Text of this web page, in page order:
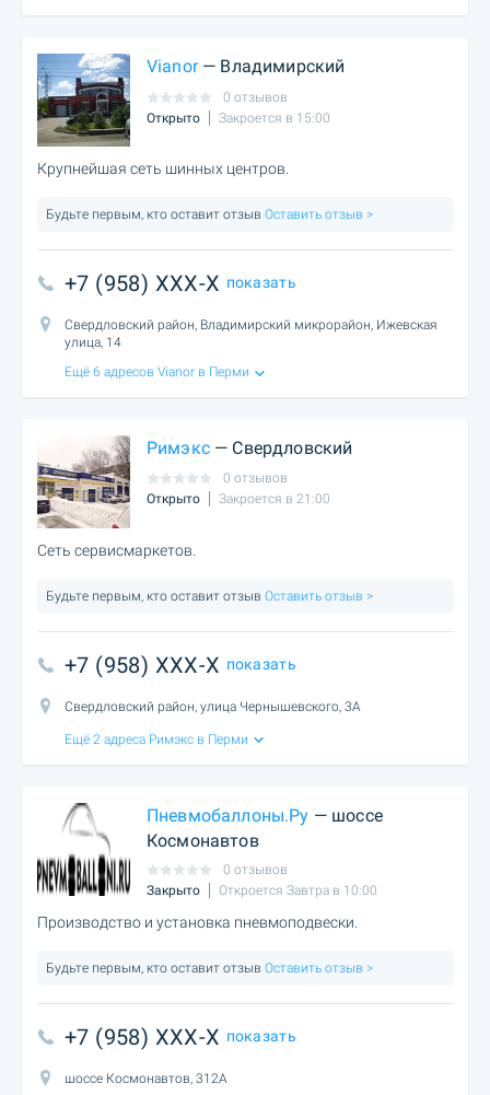
Vianor— Владимирский
0 отзывов
Открыто
Закроется в 15:00
Крупнейшая сеть шинных центров.
Будьте первым, кто оставит отзыв Оставить отзыв >
+7 (958) XXX-X показать
Свердловский район, Владимирский микрорайон, Ижевская
улица, 14
Ещё 6 адресов Vianor в Перми
Римэкс— Свердловский
0 отзывов
Открыто
Закроется в 21:00
Сеть сервисмаркетов.
Будьте первым, кто оставит отзыв Оставить отзыв >
+7 (958) XXX-X показать
Свердловский район, улица Чернышевского, 3А
Ещё 2 адреса Римэкс в Перми
Пневмобаллоны.Ру — шоссе
Космонавтов
0 отзывов
Закрыто
Откроется Завтра в 10:00
Производство и установка пневмоподвески.
Будьте первым, кто оставит отзыв Оставить отзыв >
+7 (958) XXX-X показать
шоссе Космонавтов, 312А